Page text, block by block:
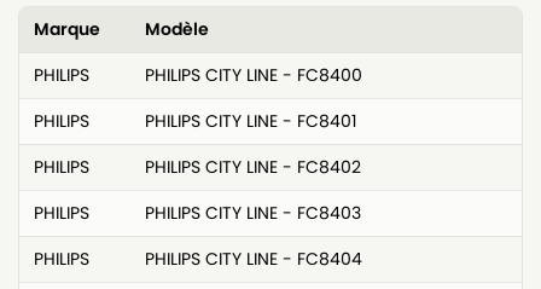
Marque
Modèle
PHILIPS
PHILIPS CITY LINE - FC8400
PHILIPS
PHILIPS CITY LINE - FC8401
PHILIPS
PHILIPS CITY LINE - FC8402
PHILIPS
PHILIPS CITY LINE - FC8403
PHILIPS
PHILIPS CITY LINE - FC8404